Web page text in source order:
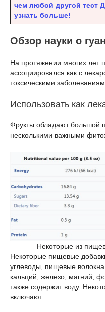
чем любой другой тест
узнать больше!
Обзор науки о
На протяжении многих лет
ассоциировался как с
токсическими
Использовать как
Фрукты обладают большой
несколькими важными
Некоторые из
Некоторые пищевые
углеводы, пищевые
кальций, железо, магний,
также содержит воду.
включают: